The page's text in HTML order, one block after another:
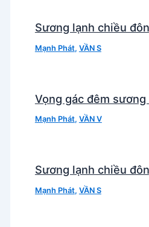
Sương lạnh chiều
Mạnh Phát, VẦN S
Vọng gác đêm sương
Mạnh Phát, VẦN V
Sương lạnh chiều
Mạnh Phát, VẦN S